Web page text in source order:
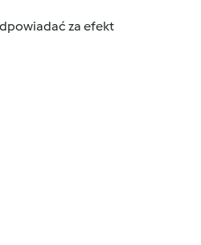
za efekt